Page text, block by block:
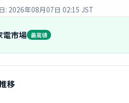
: 2026年08月07日 02:15 JST
電市場 最高値
移